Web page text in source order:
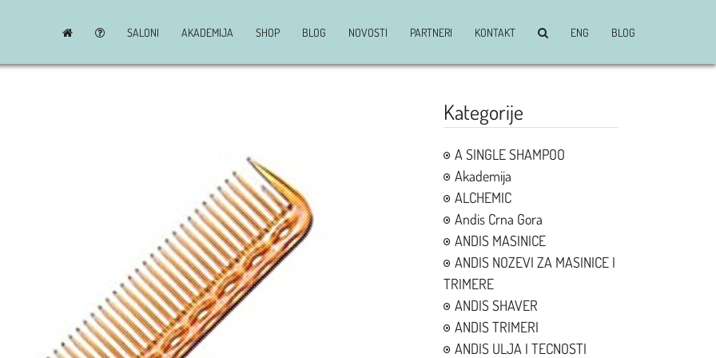
SALONI AKADEMIJA SHOP BLOG NOVOSTI PARTNERI KONTAKT ENG BLOG
Kategorije
A SINGLE SHAMPOO
Akademija
ALCHEMIC
Andis Crna Gora
ANDIS MASINICE
ANDIS NOZEVI ZA MASINICE I
TRIMERE
ANDIS SHAVER
ANDIS TRIMERI
ANDIS ULJA I TECNOSTI